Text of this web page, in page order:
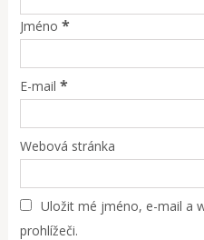
Jméno *
E-mail *
Webová stránka
Uložit mé jméno, e-mail a
prohlížeči.